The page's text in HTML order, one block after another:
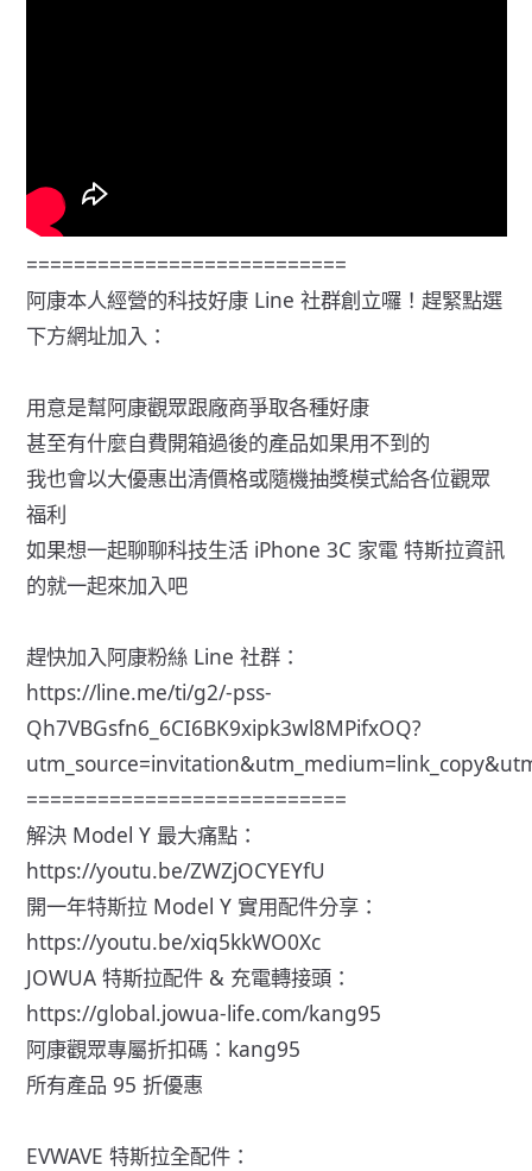
===========================
阿康本人經營的科技好康 Line 社群創立囉！趕緊點選
下方網址加入：
用意是幫阿康觀眾跟廠商爭取各種好康
甚至有什麼自費開箱過後的產品如果用不到的
我也會以大優惠出清價格或隨機抽獎模式給各位觀眾
福利
如果想一起聊聊科技生活 iPhone 3C 家電 特斯拉資訊
的就一起來加入吧
趕快加入阿康粉絲 Line 社群：
https://line.me/ti/g2/-pss-
Qh7VBGsfn6_6CI6BK9xipk3wl8MPifxOQ?
===========================
解決 Model Y 最大痛點：
https://youtu.be/ZWZjOCYEYfU
開一年特斯拉 Model Y 實用配件分享：
https://youtu.be/xiq5kkWO0Xc
JOWUA 特斯拉配件 & 充電轉接頭：
https://global.jowua-life.com/kang95
阿康觀眾專屬折扣碼：kang95
所有產品 95 折優惠
EVWAVE 特斯拉全配件：